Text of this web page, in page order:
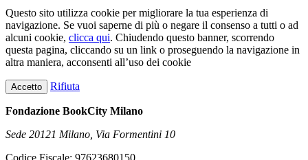
Questo sito utilizza cookie per migliorare la tua esperienza di
navigazione. Se vuoi saperne di più o negare il consenso a tutti o ad
alcuni cookie, clicca qui. Chiudendo questo banner, scorrendo
questa pagina, cliccando su un link o proseguendo la navigazione in
altra maniera, acconsenti all’uso dei cookie
Accetto Rifiuta
Fondazione BookCity Milano
Sede 20121 Milano, Via Formentini 10